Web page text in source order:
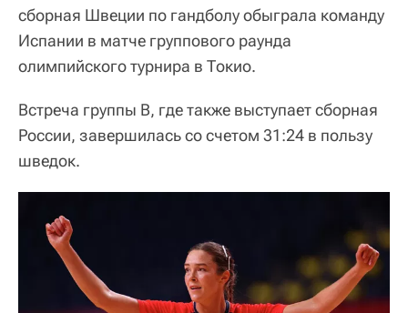
сборная Швеции по гандболу обыграла команду
Испании в матче группового раунда
олимпийского турнира в Токио.
Встреча группы В, где также выступает сборная
России, завершилась со счетом 31:24 в пользу
шведок.